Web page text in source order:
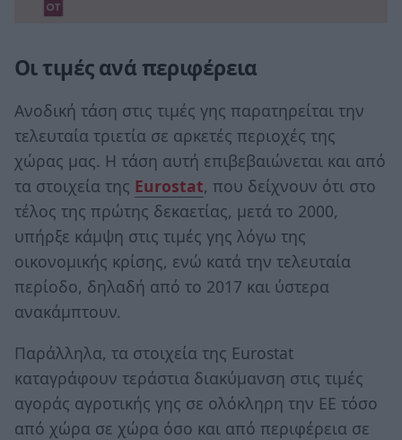
Οι τιμές ανά περιφέρεια
Ανοδική τάση στις τιμές γης παρατηρείται την
τελευταία τριετία σε αρκετές περιοχές της
χώρας μας. Η τάση αυτή επιβεβαιώνεται και από
τα στοιχεία της Eurostat, που δείχνουν ότι στο
τέλος της πρώτης δεκαετίας, μετά το 2000,
υπήρξε κάμψη στις τιμές γης λόγω της
οικονομικής κρίσης, ενώ κατά την τελευταία
περίοδο, δηλαδή από το 2017 και ύστερα
ανακάμπτουν.
Παράλληλα, τα στοιχεία της Eurostat
καταγράφουν τεράστια διακύμανση στις τιμές
αγοράς αγροτικής γης σε ολόκληρη την ΕΕ τόσο
από χώρα σε χώρα όσο και από περιφέρεια σε